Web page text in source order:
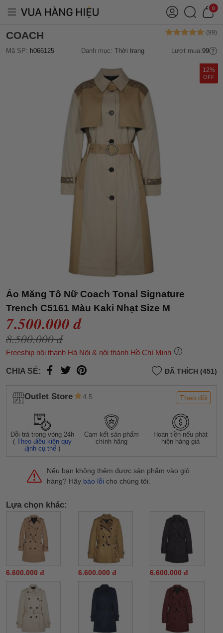
0
COACH
Mã SP: h066125 Danh mục: Thời trang Lượt mua:99
12%
OFF
Áo Măng Tô Nữ Coach Tonal Signature
Trench C5161 Màu Kaki Nhạt Size M
7.500.000 đ
8.500.000 đ
Freeship nội thành Hà Nội & nội thành Hồ Chí Minh
CHIA SẺ: ĐÃ THÍCH (451)
Outlet Store 4.5 Theo dõi
Đỗi trả trong vòng 24h
(Theo điều kiện quy
định cụ thể )
Cam kết sản phẩm
chính hãng
Hoàn tiền nếu phát
hiện hàng giả
Nếu bạn không thêm được sản phẩm vào giỏ
hàng? Hãy báo lỗi cho chúng tôi.
Lựa chọn khác:
6.600.000 đ 6.600.000 đ 6.600.000 đ